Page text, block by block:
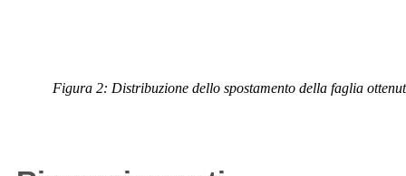
Figura 2: Distribuzione dello spostamento della faglia